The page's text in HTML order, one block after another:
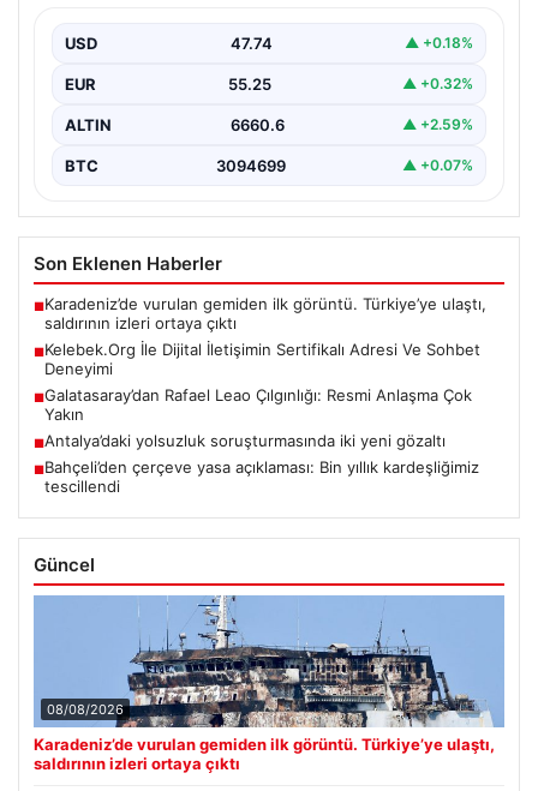
Kardeşliğimiz Resmen Tescillendi”, “content”: “ Milliyetçi
Hareket…
USD 47.74 ▲ +0.18%
EUR 55.25 ▲ +0.32%
ALTIN 6660.6 ▲ +2.59%
BTC 3094699 ▲ +0.07%
Son Eklenen Haberler
■Karadeniz’de vurulan gemiden ilk görüntü. Türkiye’ye ulaştı,
saldırının izleri ortaya çıktı
■Kelebek.Org İle Dijital İletişimin Sertifikalı Adresi Ve Sohbet
Deneyimi
■Galatasaray’dan Rafael Leao Çılgınlığı: Resmi Anlaşma Çok
Yakın
■Antalya’daki yolsuzluk soruşturmasında iki yeni gözaltı
■Bahçeli’den çerçeve yasa açıklaması: Bin yıllık kardeşliğimiz
tescillendi
Güncel
08/08/2026
Karadeniz’de vurulan gemiden ilk görüntü. Türkiye’ye ulaştı,
saldırının izleri ortaya çıktı